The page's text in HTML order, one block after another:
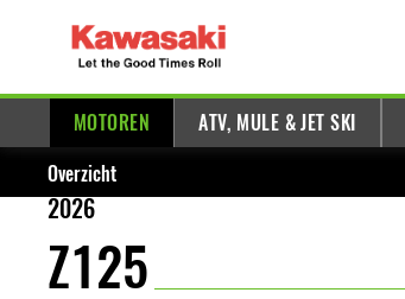
MOTOREN ATV, MULE & JET SKI
Overzicht
2026
Z125